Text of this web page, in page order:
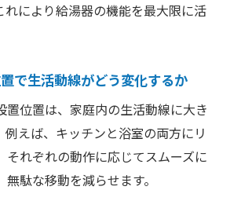
れにより給湯器の機能を最大限に活
で生活動線がどう変化するか
置位置は、家庭内の生活動線に大き
例えば、キッチンと浴室の両方にリ
それぞれの動作に応じてスムーズに
駄な移動を減らせます。